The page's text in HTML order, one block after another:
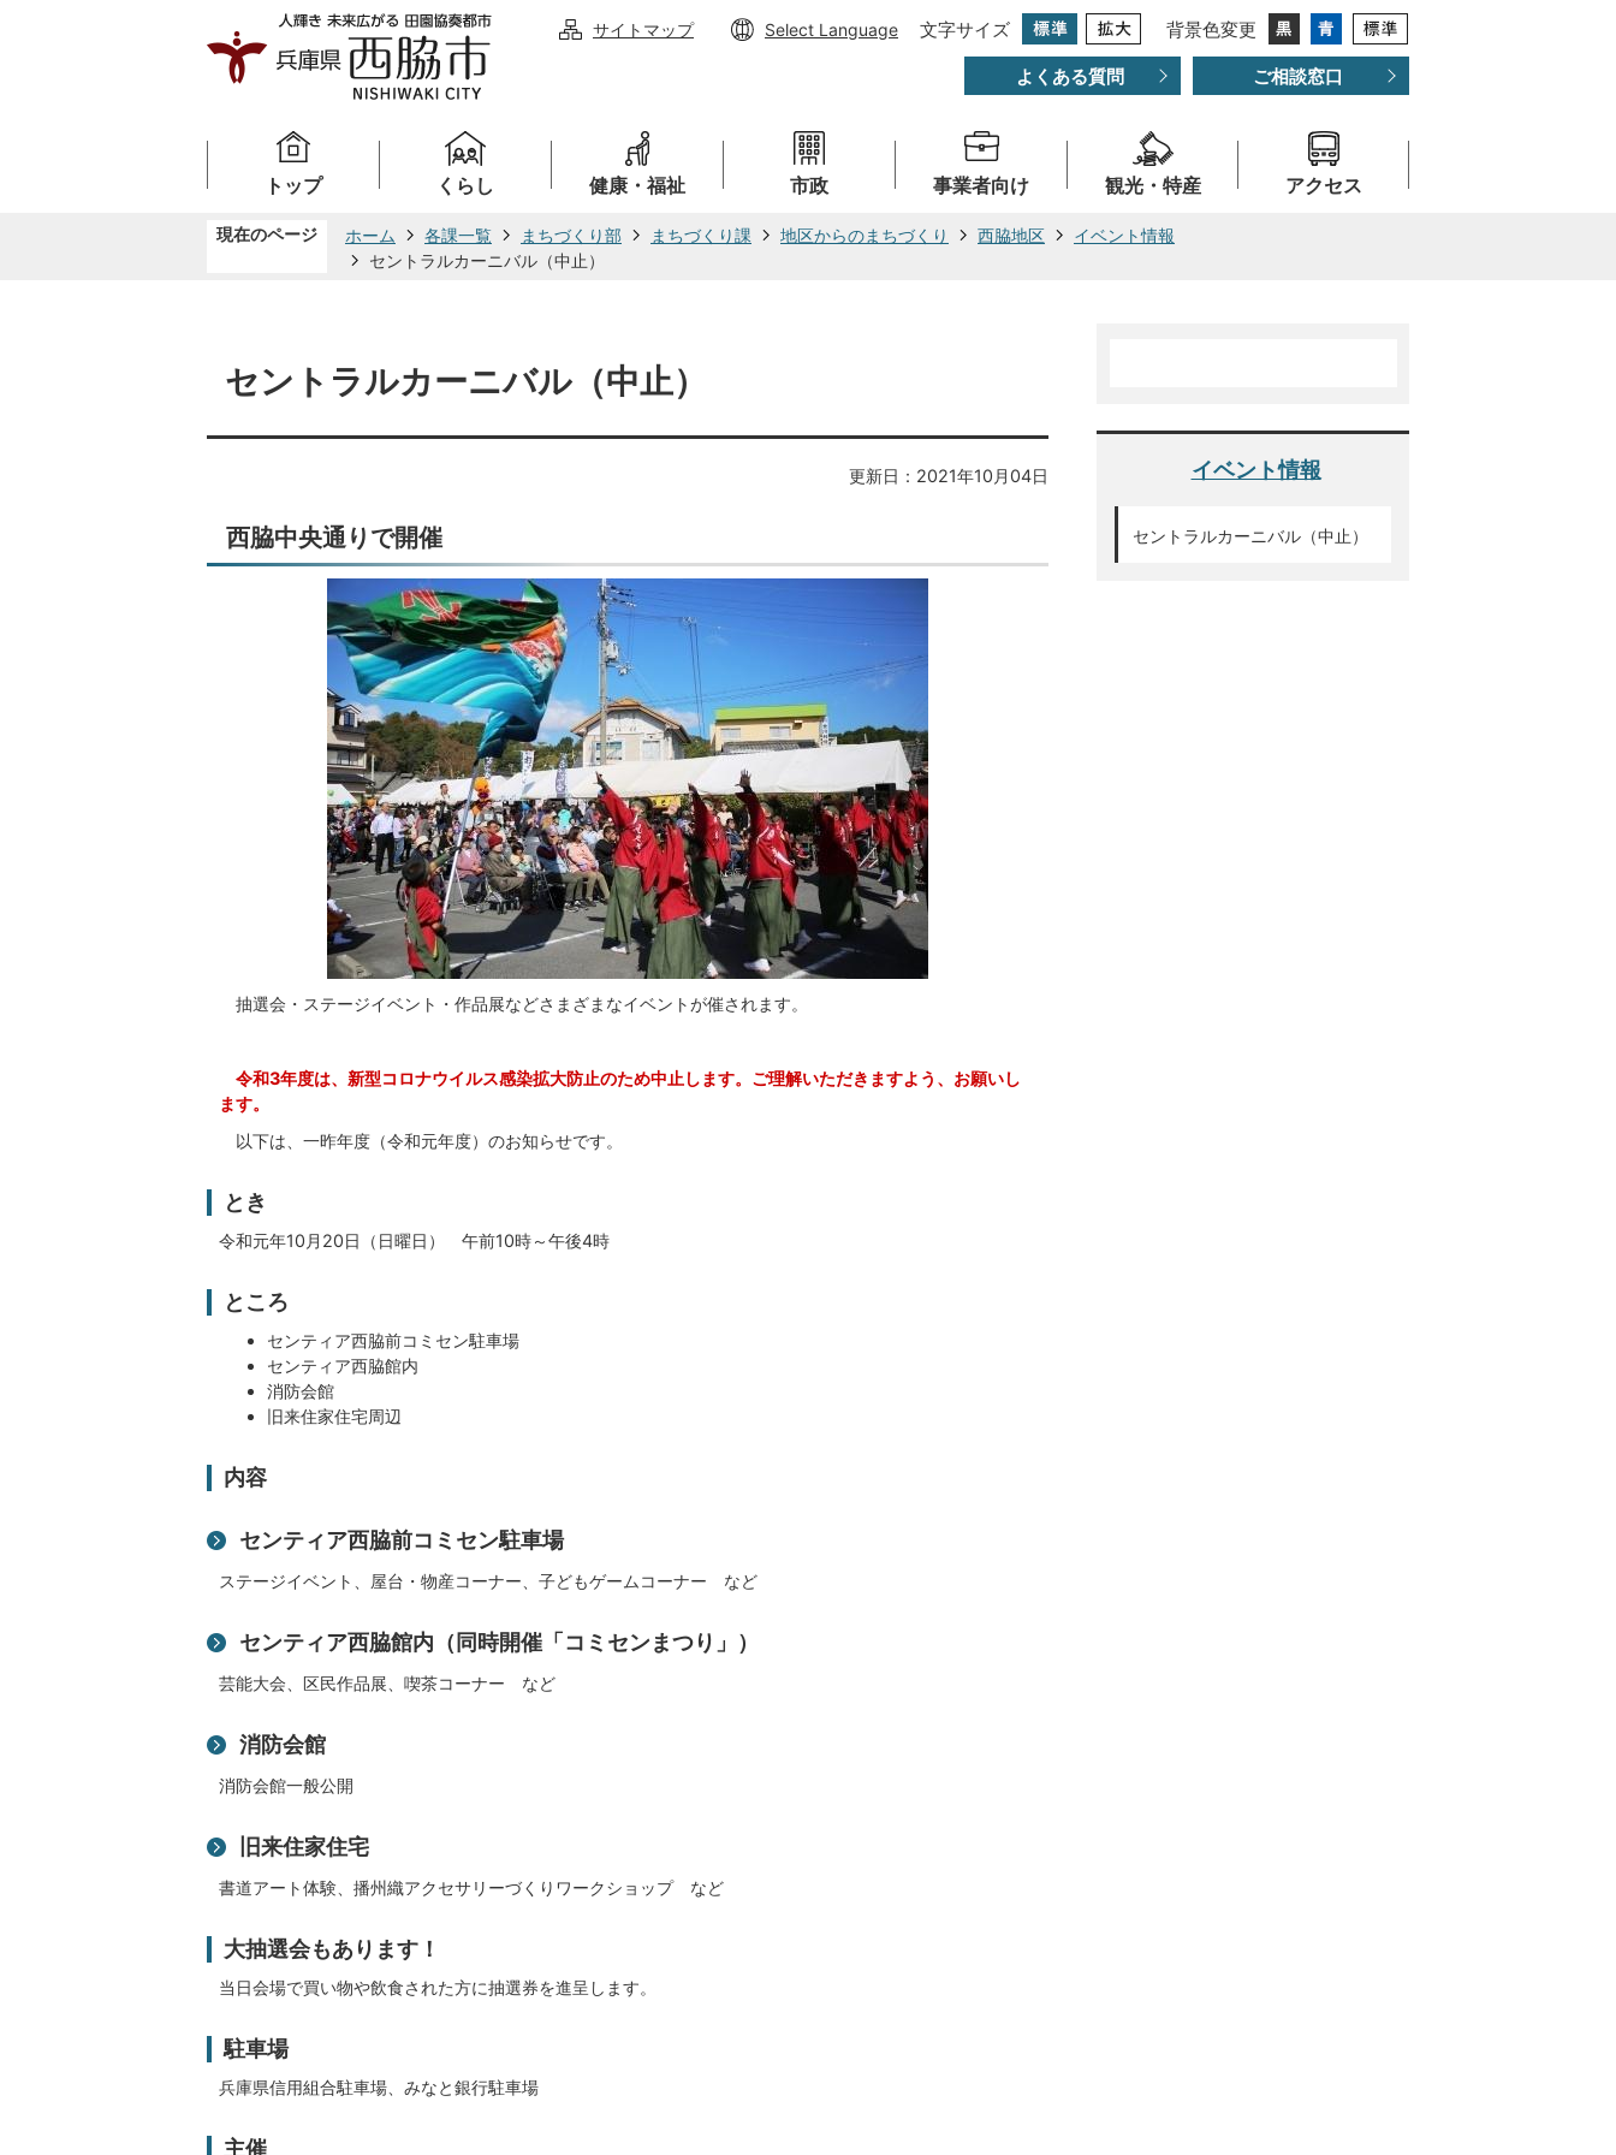
サイトマップ Select Language 文字サイズ 背景色変更
よくある質問 ご相談窓口
トップ くらし 健康・福祉 市政 事業者向け 観光・特産 アクセス
現在のページ ホーム 各課一覧 まちづくり部 まちづくり課 地区からのまちづくり 西脇地区
イベント情報
セントラルカーニバル（中止）
セントラルカーニバル（中止）
更新日：2021年10月04日
西脇中央通りで開催
抽選会・ステージイベント・作品展などさまざまなイベントが催されます。
令和3年度は、新型コロナウイルス感染拡大防止のため中止します。ご理解いただきますよう、お願いし
ます。
以下は、一昨年度（令和元年度）のお知らせです。
とき
令和元年10月20日（日曜日） 午前10時～午後4時
ところ
センティア西脇前コミセン駐車場
センティア西脇館内
消防会館
旧来住家住宅周辺
内容
センティア西脇前コミセン駐車場
ステージイベント、屋台・物産コーナー、子どもゲームコーナー など
センティア西脇館内（同時開催「コミセンまつり」）
芸能大会、区民作品展、喫茶コーナー など
消防会館
消防会館一般公開
旧来住家住宅
書道アート体験、播州織アクセサリーづくりワークショップ など
大抽選会もあります！
当日会場で買い物や飲食された方に抽選券を進呈します。
駐車場
兵庫県信用組合駐車場、みなと銀行駐車場
主催
イベント情報
セントラルカーニバル（中止）